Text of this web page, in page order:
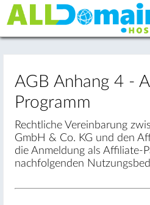
AGB Anhang 4 -
Programm
Rechtliche Vereinbarung
GmbH & Co. KG und den
die Anmeldung als Affiliate-
nachfolgenden